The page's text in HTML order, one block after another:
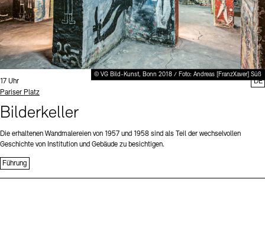
© VG Bild-Kunst, Bonn 2018 / Foto: Andreas [FranzXaver] Süß
Uhrzeit:
17 Uhr
Standort
Pariser Platz
Bilderkeller
Die erhaltenen Wandmalereien von 1957 und 1958 sind als Teil der wechselvollen
Geschichte von Institution und Gebäude zu besichtigen.
Führung
DE